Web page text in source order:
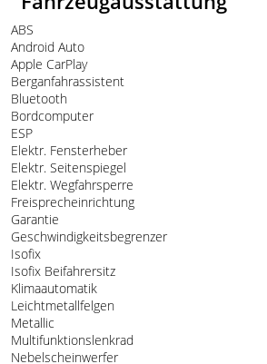
ABS
Android Auto
Apple CarPlay
Berganfahrassistent
Bluetooth
Bordcomputer
ESP
Elektr. Fensterheber
Elektr. Seitenspiegel
Elektr. Wegfahrsperre
Freisprecheinrichtung
Garantie
Geschwindigkeitsbegrenzer
Isofix
Isofix Beifahrersitz
Klimaautomatik
Leichtmetallfelgen
Metallic
Multifunktionslenkrad
Nebelscheinwerfer